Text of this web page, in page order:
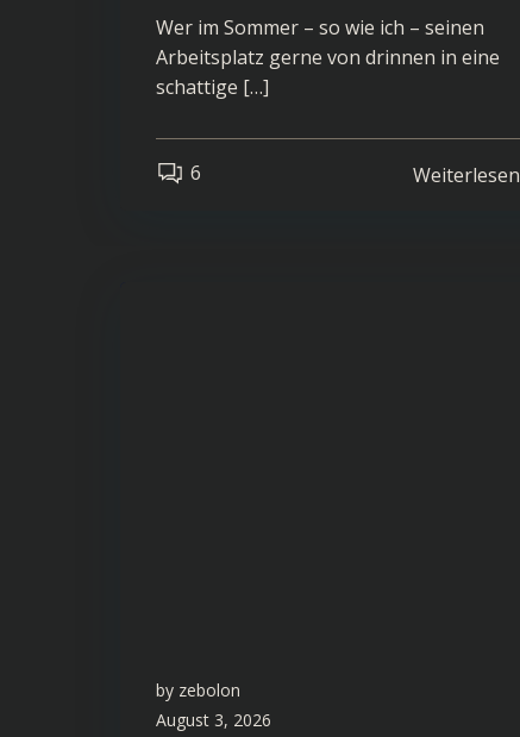
Wer im Sommer – so wie ich – seinen
Arbeitsplatz gerne von drinnen in eine
schattige […]
6 Weiterlesen
by zebolon
August 3, 2026